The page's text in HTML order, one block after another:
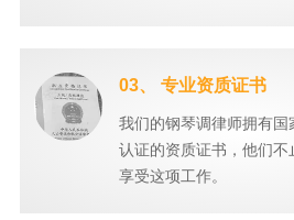
03、 专业资质证书
我们的钢琴调律师拥有
认证的资质证书，他们
享受这项工作。